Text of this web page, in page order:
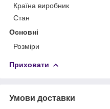
Країна виробник
Стан
Основні
Розміри
Приховати
Умови доставки